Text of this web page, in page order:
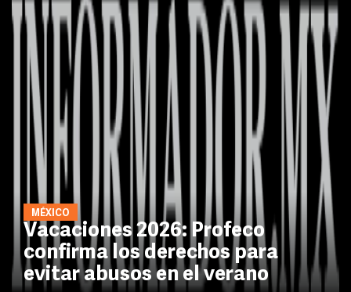
MÉXICO
Vacaciones 2026: Profeco
confirma los derechos para
evitar abusos en el verano